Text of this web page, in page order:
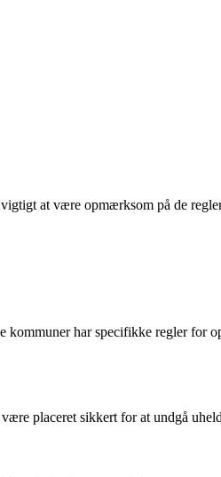
at være opmærksom på de
har specifikke regler for
placeret sikkert for at undgå